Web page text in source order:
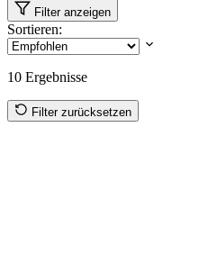
Filter anzeigen
Sortieren:
10 Ergebnisse
Filter zurücksetzen